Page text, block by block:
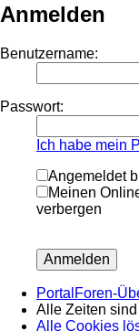
Anmelden
Benutzername:
Passwort:
Ich habe mein
Angemeldet
Meinen
verbergen
Portal Foren-
Alle Zeiten sind
Alle Cookies